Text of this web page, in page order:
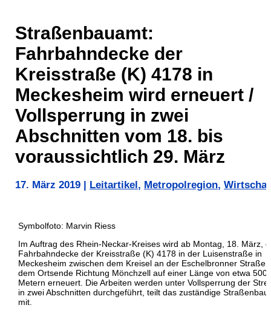
Straßenbauamt:
Fahrbahndecke der
Kreisstraße (K) 4178 in
Meckesheim wird erneuert /
Vollsperrung in zwei
Abschnitten vom 18. bis
voraussichtlich 29. März
17. März 2019 Leitartikel , Metropolregion,
Symbolfoto: Marvin Riess
Im Auftrag des Rhein-Neckar-Kreises wird ab Montag, 18. März,
Fahrbahndecke der Kreisstraße (K) 4178 in der Luisenstraße in
Meckesheim zwischen dem Kreisel an der Eschelbronner Straße
dem Ortsende Richtung Mönchzell auf einer Länge von etwa 500
Metern erneuert. Die Arbeiten werden unter Vollsperrung der
in zwei Abschnitten durchgeführt, teilt das zuständige
mit.